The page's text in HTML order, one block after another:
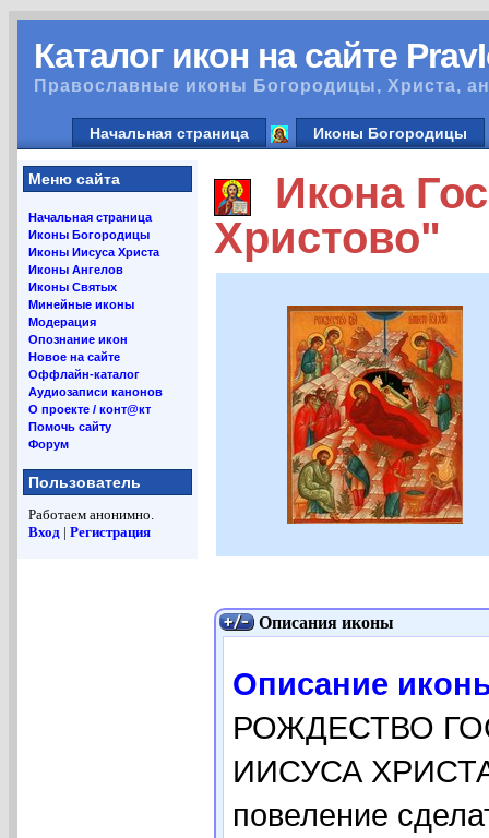
Каталог икон на сайте
Православные иконы Богородицы, Христа,
Начальная страница Иконы Богородицы
Меню сайта
Начальная страница
Иконы Богородицы
Иконы Иисуса Христа
Иконы Ангелов
Иконы Святых
Минейные иконы
Модерация
Опознание икон
Новое на сайте
Оффлайн-каталог
Аудиозаписи канонов
О проекте / конт@кт
Помочь сайту
Форум
Пользователь
Работаем анонимно.
Вход | Регистрация
Икона
Христово"
Описания иконы
Описание
РОЖДЕСТВО
ИИСУСА ХРИСТА
повеление